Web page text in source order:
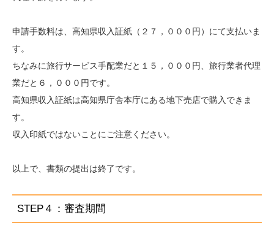
申請手数料は、高知県収入証紙（２７，０００円）にて支払いま
す。
ちなみに旅行サービス手配業だと１５，０００円、旅行業者代理
業だと６，０００円です。
高知県収入証紙は高知県庁舎本庁にある地下売店で購入できま
す。
収入印紙ではないことにご注意ください。
以上で、書類の提出は終了です。
STEP４：審査期間